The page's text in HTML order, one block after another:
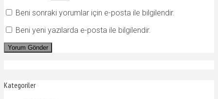
Beni sonraki yorumlar için e-posta ile bilgilendir.
Beni yeni yazılarda e-posta ile bilgilendir.
Kategoriler